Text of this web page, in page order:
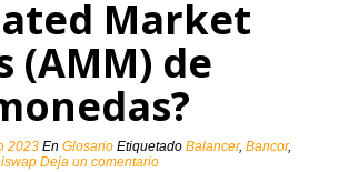
Market
(AMM) de
2023 EnGlosario EtiquetadoBalancer,Bancor,
Deja un comentario